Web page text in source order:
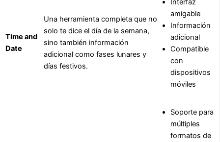
Time and
Date
Una herramienta completa que no
solo te dice el día de la semana,
sino también información
adicional como fases lunares y
días festivos.
Interfaz
amigable
Información
adicional
Compatible
con
dispositivos
móviles
Soporte para
múltiples
formatos de